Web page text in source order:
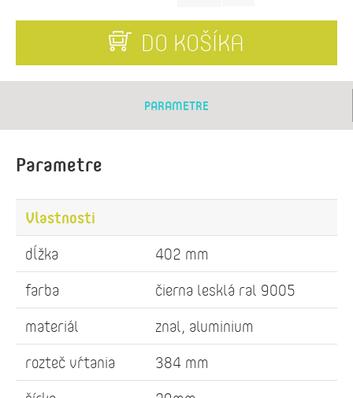
DO KOŠÍKA
PARAMETRE
Parametre
Vlastnosti
dĺžka
402 mm
farba
čierna lesklá ral 9005
materiál
znal, aluminium
rozteč vŕtania
384 mm